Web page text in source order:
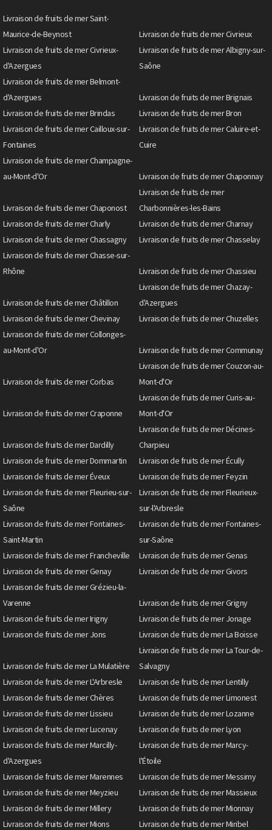
Livraison de fruits de mer Saint-
Maurice-de-Beynost
Livraison de fruits de mer Civrieux
Livraison de fruits de mer Civrieux-
d'Azergues
Livraison de fruits de mer Albigny-sur-
Saône
Livraison de fruits de mer Belmont-
d'Azergues
Livraison de fruits de mer Brignais
Livraison de fruits de mer Brindas
Livraison de fruits de mer Bron
Livraison de fruits de mer Cailloux-sur-
Fontaines
Livraison de fruits de mer Caluire-et-
Cuire
Livraison de fruits de mer Champagne-
au-Mont-d'Or
Livraison de fruits de mer Chaponnay
Livraison de fruits de mer Chaponost
Livraison de fruits de mer
Charbonnières-les-Bains
Livraison de fruits de mer Charly
Livraison de fruits de mer Charnay
Livraison de fruits de mer Chassagny
Livraison de fruits de mer Chasselay
Livraison de fruits de mer Chasse-sur-
Rhône
Livraison de fruits de mer Chassieu
Livraison de fruits de mer Châtillon
Livraison de fruits de mer Chazay-
d'Azergues
Livraison de fruits de mer Chevinay
Livraison de fruits de mer Chuzelles
Livraison de fruits de mer Collonges-
au-Mont-d'Or
Livraison de fruits de mer Communay
Livraison de fruits de mer Corbas
Livraison de fruits de mer Couzon-au-
Mont-d'Or
Livraison de fruits de mer Craponne
Livraison de fruits de mer Curis-au-
Mont-d'Or
Livraison de fruits de mer Dardilly
Livraison de fruits de mer Décines-
Charpieu
Livraison de fruits de mer Dommartin
Livraison de fruits de mer Écully
Livraison de fruits de mer Éveux
Livraison de fruits de mer Feyzin
Livraison de fruits de mer Fleurieu-sur-
Saône
Livraison de fruits de mer Fleurieux-
sur-l'Arbresle
Livraison de fruits de mer Fontaines-
Saint-Martin
Livraison de fruits de mer Fontaines-
sur-Saône
Livraison de fruits de mer Francheville
Livraison de fruits de mer Genas
Livraison de fruits de mer Genay
Livraison de fruits de mer Givors
Livraison de fruits de mer Grézieu-la-
Varenne
Livraison de fruits de mer Grigny
Livraison de fruits de mer Irigny
Livraison de fruits de mer Jonage
Livraison de fruits de mer Jons
Livraison de fruits de mer La Boisse
Livraison de fruits de mer La Mulatière
Livraison de fruits de mer La Tour-de-
Salvagny
Livraison de fruits de mer L'Arbresle
Livraison de fruits de mer Lentilly
Livraison de fruits de mer Chères
Livraison de fruits de mer Limonest
Livraison de fruits de mer Lissieu
Livraison de fruits de mer Lozanne
Livraison de fruits de mer Lucenay
Livraison de fruits de mer Lyon
Livraison de fruits de mer Marcilly-
d'Azergues
Livraison de fruits de mer Marcy-
l'Étoile
Livraison de fruits de mer Marennes
Livraison de fruits de mer Messimy
Livraison de fruits de mer Meyzieu
Livraison de fruits de mer Massieux
Livraison de fruits de mer Millery
Livraison de fruits de mer Mionnay
Livraison de fruits de mer Mions
Livraison de fruits de mer Miribel